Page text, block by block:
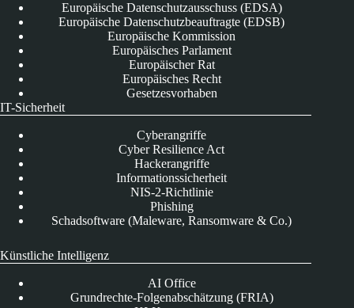
Europäische Datenschutzausschuss (EDSA)
Europäische Datenschutzbeauftragte (EDSB)
Europäische Kommission
Europäisches Parlament
Europäischer Rat
Europäisches Recht
Gesetzesvorhaben
IT-Sicherheit
Cyberangriffe
Cyber Resilience Act
Hackerangriffe
Informationssicherheit
NIS-2-Richtlinie
Phishing
Schadsoftware (Maleware, Ransomware & Co.)
Künstliche Intelligenz
AI Office
Grundrechte-Folgenabschätzung (FRIA)